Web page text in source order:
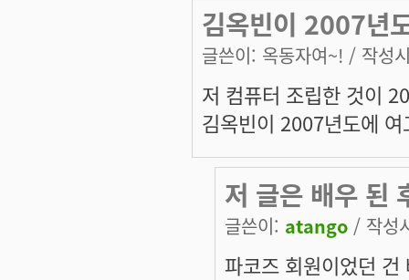
김옥빈이 2007년
글쓴이: 옥동자여~! / 작성
저 컴퓨터 조립한 것이
김옥빈이 2007년도에
저 글은 배우 된
글쓴이: atango / 작성
파코즈 회원이었던